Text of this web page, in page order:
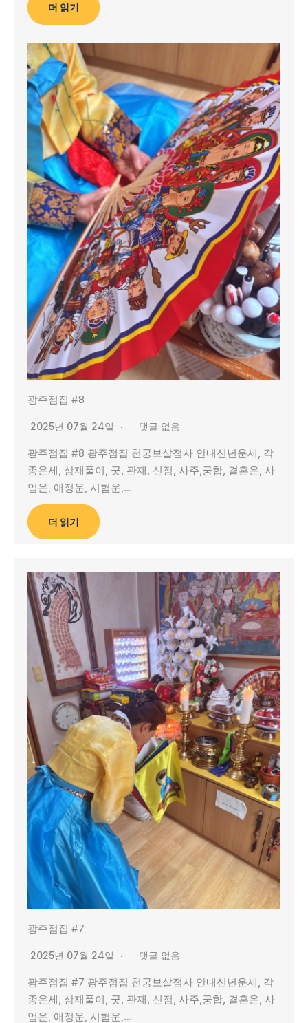
더 읽기
광주점집 #8
2025년 07월 24일 댓글 없음
광주점집 #8 광주점집 천궁보살점사 안내신년운세, 각
종운세, 삼재풀이, 굿, 관재, 신점, 사주,궁합, 결혼운, 사
업운, 애정운, 시험운,…
더 읽기
광주점집 #7
2025년 07월 24일 댓글 없음
광주점집 #7 광주점집 천궁보살점사 안내신년운세, 각
종운세, 삼재풀이, 굿, 관재, 신점, 사주,궁합, 결혼운, 사
업운, 애정운, 시험운,…